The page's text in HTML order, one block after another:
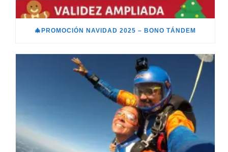
🎄PROMOCIÓN NAVIDAD 2025 – BONO TÁNDEM